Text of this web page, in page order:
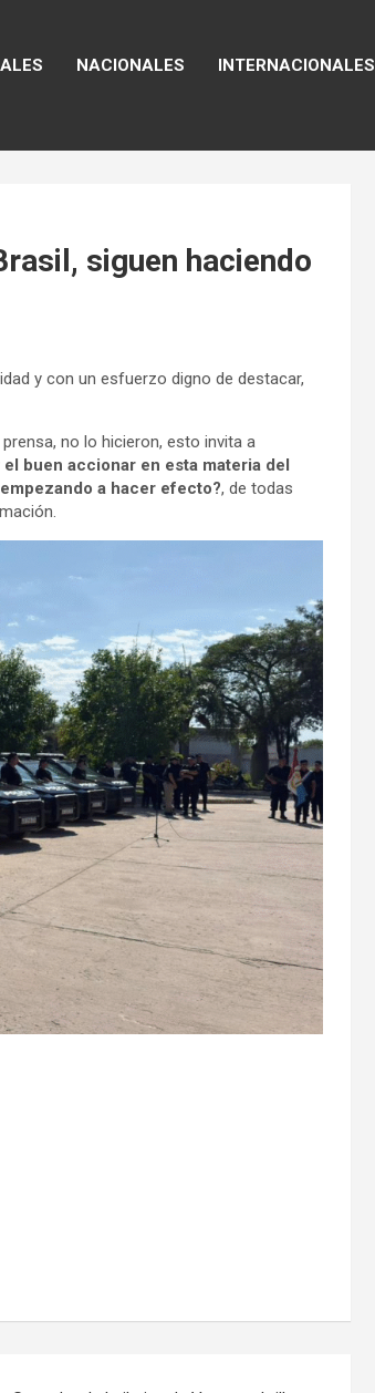
NACIONALES INTERNACIONALES
siguen haciendo
y con un esfuerzo digno de destacar,
no lo hicieron, esto invita a
buen accionar en esta materia del
a hacer efecto?, de todas